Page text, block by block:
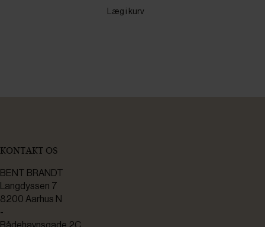
Læg i kurv
KONTAKT OS
BENT BRANDT
Langdyssen 7
8200 Aarhus N
-
Bådehavnsgade 2C